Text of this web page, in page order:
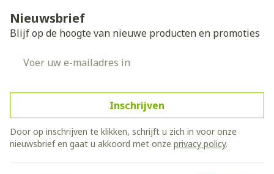
Nieuwsbrief
Blijf op de hoogte van nieuwe producten en promoties
Inschrijven
Door op inschrijven te klikken, schrijft u zich in voor onze
nieuwsbrief en gaat u akkoord met onze privacy policy.